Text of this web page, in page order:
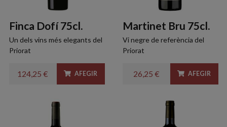
Finca Dofí 75cl.
Un dels vins més elegants del
Priorat
124,25 € AFEGIR
Martinet Bru 75cl.
Vi negre de referència del
Priorat
26,25 € AFEGIR